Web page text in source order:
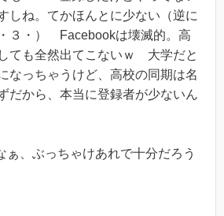
しね。てかほんとに少ない（逆に
３・） Facebookは壊滅的。高
ても全然出てこないｗ 大学だと
なっちゃうけど、高校の同期は名
だから、本当に登録者が少ないん
ぁ、ぶっちゃけあれで十分だろう